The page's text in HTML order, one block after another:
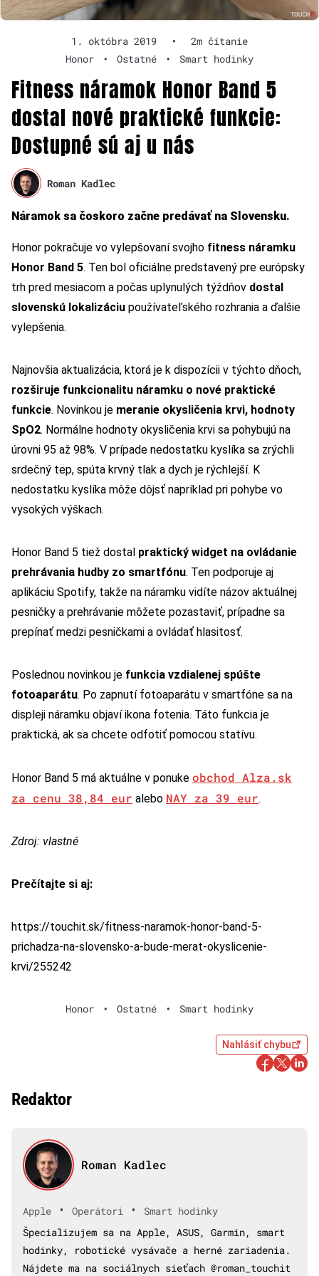
1. októbra 2019 •
2m čítanie
Honor
• Ostatné • Smart hodinky
Fitness náramok Honor Band 5
dostal nové praktické funkcie:
Dostupné sú aj u nás
Roman Kadlec
Náramok sa čoskoro začne predávať na Slovensku.
Honor pokračuje vo vylepšovaní svojho fitness náramku
Honor Band 5. Ten bol oficiálne predstavený pre európsky
trh pred mesiacom a počas uplynulých týždňov dostal
slovenskú lokalizáciu používateľského rozhrania a ďalšie
vylepšenia.
Najnovšia aktualizácia, ktorá je k dispozícii v týchto dňoch,
rozširuje funkcionalitu náramku o nové praktické
funkcie. Novinkou je meranie okysličenia krvi, hodnoty
SpO2. Normálne hodnoty okysličenia krvi sa pohybujú na
úrovni 95 až 98%. V prípade nedostatku kyslíka sa zrýchli
srdečný tep, spúta krvný tlak a dych je rýchlejší. K
nedostatku kyslíka môže dôjsť napríklad pri pohybe vo
vysokých výškach.
Honor Band 5 tiež dostal praktický widget na ovládanie
prehrávania hudby zo smartfónu. Ten podporuje aj
aplikáciu Spotify, takže na náramku vidíte názov aktuálnej
pesničky a prehrávanie môžete pozastaviť, prípadne sa
prepínať medzi pesničkami a ovládať hlasitosť.
Poslednou novinkou je funkcia vzdialenej spúšte
fotoaparátu. Po zapnutí fotoaparátu v smartfóne sa na
displeji náramku objaví ikona fotenia. Táto funkcia je
praktická, ak sa chcete odfotiť pomocou statívu.
Honor Band 5 má aktuálne v ponuke obchod Alza.sk
za cenu 38,84 eur alebo NAY za 39 eur.
Zdroj: vlastné
Prečítajte si aj:
https://touchit.sk/fitness-naramok-honor-band-5-
prichadza-na-slovensko-a-bude-merat-okyslicenie-
krvi/255242
Honor • Ostatné • Smart hodinky
Nahlásiť chybu
Redaktor
Roman Kadlec
Apple • Operátori •
Smart hodinky
Špecializujem sa na Apple, ASUS, Garmin, smart
hodinky, robotické vysávače a herné zariadenia.
Nájdete ma na sociálnych sieťach @roman_touchit